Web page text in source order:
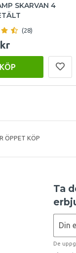
SKARVAN 4
(28)
KÖP
ÖPPET KÖP
Ta
De